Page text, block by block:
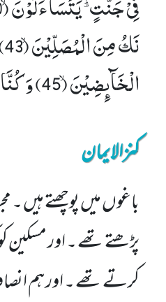
الْخَآىٕضِیْنَۙ (45) وَ كُنَّا نُكَذِّبُ بِیَوْمِ الدِّیْنِۙ (46) حَتّٰۤى اَتٰىنَا الْیَقِیْنُﭤ(47)
کنزالایمان
باغوں میں پوچھتے ہیں
پڑھتے تھے ۔ اور مسکین
کرتے تھے ۔ اور ہم